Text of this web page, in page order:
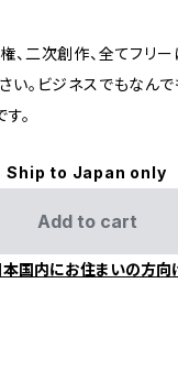
、二次創作、全てフリー
い。ビジネスでもなんで
。
Ship to Japan only
Add to cart
本国内にお住まいの方向